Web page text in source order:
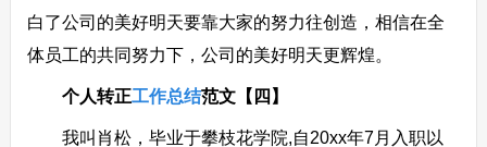
白了公司的美好明天要靠大家的努力往创造，相信在全
体员工的共同努力下，公司的美好明天更辉煌。
个人转正工作总结范文【四】
我叫肖松，毕业于攀枝花学院,自20xx年7月入职以